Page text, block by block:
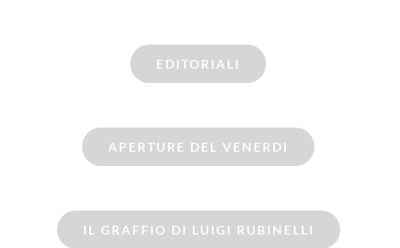
EDITORIALI
APERTURE DEL VENERDI
IL GRAFFIO DI LUIGI RUBINELLI